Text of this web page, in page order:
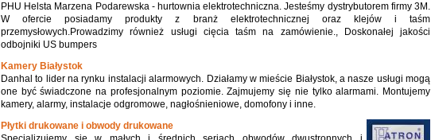
PHU Helsta Marzena Podarewska - hurtownia elektrotechniczna. Jesteśmy dystrybutorem firmy 3M.
W ofercie posiadamy produkty z branż elektrotechnicznej oraz klejów i taśm
przemysłowych.Prowadzimy również usługi cięcia taśm na zamówienie., Doskonałej jakości
odbojniki US bumpers
Kamery Białystok
Danhal to lider na rynku instalacji alarmowych. Działamy w mieście Białystok, a nasze usługi mogą
one być świadczone na profesjonalnym poziomie. Zajmujemy się nie tylko alarmami. Montujemy
kamery, alarmy, instalacje odgromowe, nagłośnieniowe, domofony i inne.
Płytki drukowane i obwody drukowane